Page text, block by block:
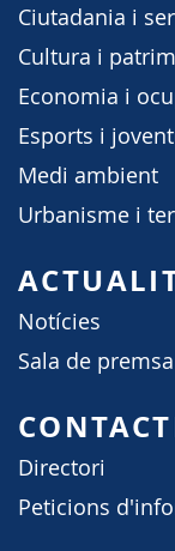
Ciutadania i
Cultura i
Economia i
Esports i
Medi ambient
Urbanisme i
Notícies
Sala de premsa
Directori
Peticions